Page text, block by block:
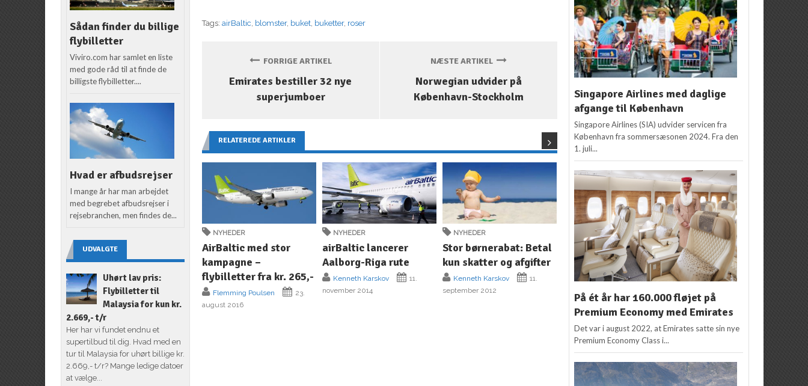
Tags:airBaltic blomster, buket buketter, roser
FORRIGE ARTIKEL
Emirates bestiller 32 nye
superjumboer
NÆSTE ARTIKEL
Norwegian udvider på
København-Stockholm
RELATEREDE ARTIKLER
NYHEDER
AirBaltic med stor
kampagne –
flybilletter fra kr. 265,-
Flemming Poulsen
23.
august 2016
NYHEDER
airBaltic lancerer
Aalborg-Riga rute
Kenneth Karskov
11.
november 2014
NYHEDER
Stor børnerabat: Betal
kun skatter og afgifter
Kenneth Karskov
11.
september 2012
NYHEDER
airBaltic skruer op for
Billund
Kenneth Karskov
30.
NYHEDER
airBaltic dropper
“check-in gebyr”
Kenneth Karskov
Sådan finder du billige
flybilletter
Viviro.com har samlet en liste
med gode råd til at finde de
billigste flybilletter....
Hvad er afbudsrejser
I mange år har man arbejdet
med begrebet afbudsrejser i
rejsebranchen, men findes de...
UDVALGTE
Uhørt lav pris:
Flybilletter til
Malaysia for kun kr.
2.669,- t/r
Her har vi fundet endnu et
supertilbud til dig. Hvad med en
tur til Malaysia for uhørt billige kr.
2.669,- t/r? Mange ledige datoer
at vælge...
Singapore Airlines med daglige
afgange til København
Singapore Airlines (SIA) udvider servicen fra
København fra sommersæsonen 2024. Fra den
1. juli...
På ét år har 160.000 fløjet på
Premium Economy med Emirates
Det var i august 2022, at Emirates satte sin nye
Premium Economy Class i...